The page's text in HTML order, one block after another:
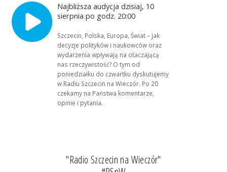
Najbliższa audycja dzisiaj, 10
sierpnia po godz. 20:00
Szczecin, Polska, Europa, Świat – jak
decyzje polityków i naukowców oraz
wydarzenia wpływają na otaczającą
nas rzeczywistość? O tym od
poniedziałku do czwartku dyskutujemy
w Radiu Szczecin na Wieczór. Po 20
czekamy na Państwa komentarze,
opinie i pytania.
"Radio Szczecin na Wieczór"